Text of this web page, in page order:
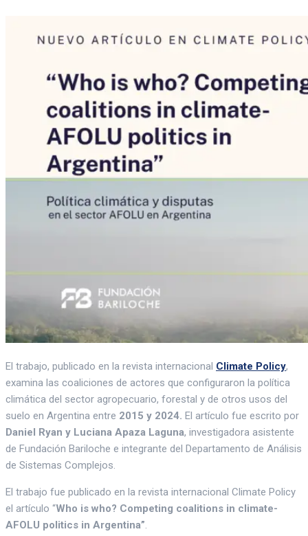
El trabajo, publicado en la revista internacional Climate Policy,
examina las coaliciones de actores que configuraron la política
climática del sector agropecuario, forestal y de otros usos del
suelo en Argentina entre 2015 y 2024. El artículo fue escrito por
Daniel Ryan y Luciana Apaza Laguna, investigadora asistente
de Fundación Bariloche e integrante del Departamento de Análisis
de Sistemas Complejos.
El trabajo fue publicado en la revista internacional Climate Policy
el artículo “Who is who? Competing coalitions in climate-
AFOLU politics in Argentina”.